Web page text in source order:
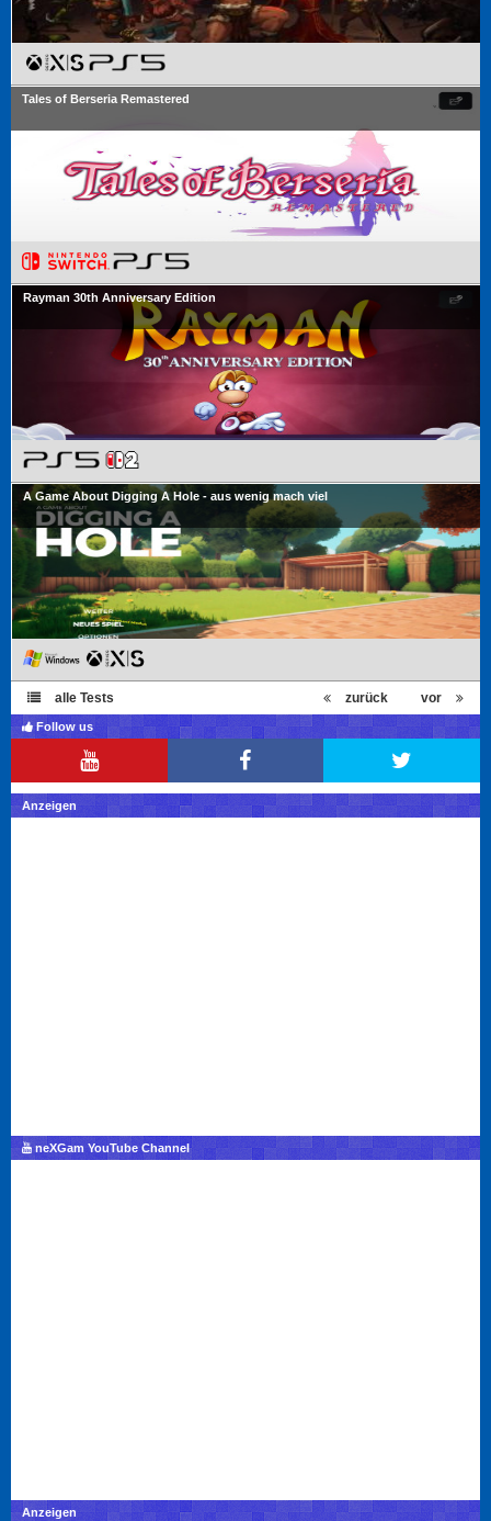
Tales of Berseria Remastered
Rayman 30th Anniversary Edition
A Game About Digging A Hole - aus wenig mach viel
alle Tests vor
zurück
Follow us
Anzeigen
neXGam YouTube Channel
Anzeigen